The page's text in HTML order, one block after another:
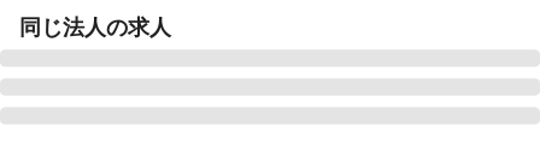
同じ法人の求人